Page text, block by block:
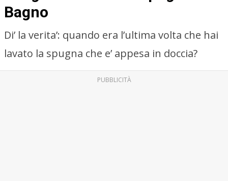
Bagno
Di’ la verita’: quando era l’ultima volta che hai
lavato la spugna che e’ appesa in doccia?
PUBBLICITÀ